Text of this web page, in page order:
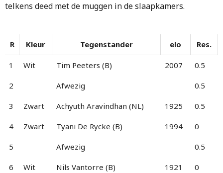
telkens deed met de muggen in de slaapkamers.
R Kleur Tegenstander elo Res.
1 Wit Tim Peeters (B) 2007 0.5
2 Afwezig 0.5
3 Zwart Achyuth Aravindhan (NL) 1925 0.5
4 Zwart Tyani De Rycke (B) 1994 0
5 Afwezig 0.5
6 Wit Nils Vantorre (B) 1921 0